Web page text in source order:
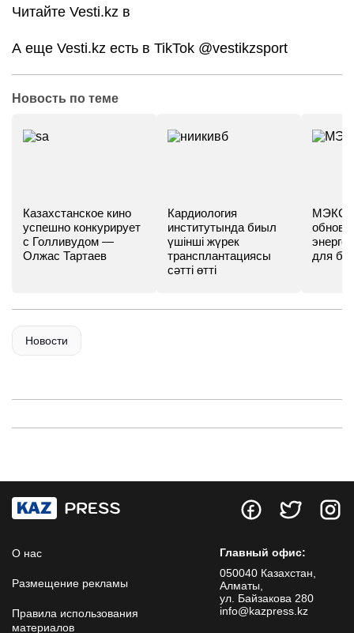
Читайте Vesti.kz в
А еще Vesti.kz есть в TikTok @vestikzsport
Новость по теме
Казахстанское кино
успешно конкурирует
с Голливудом —
Олжас Тартаев
Кардиология
институтында биыл
үшінші жүрек
трансплантациясы
сәтті өтті
МЭКС -
для
Новости
О нас
Размещение рекламы
Правила использования
материалов
Главный офис:
050040 Казахстан,
Алматы,
ул. Байзакова 280
info@kazpress.kz